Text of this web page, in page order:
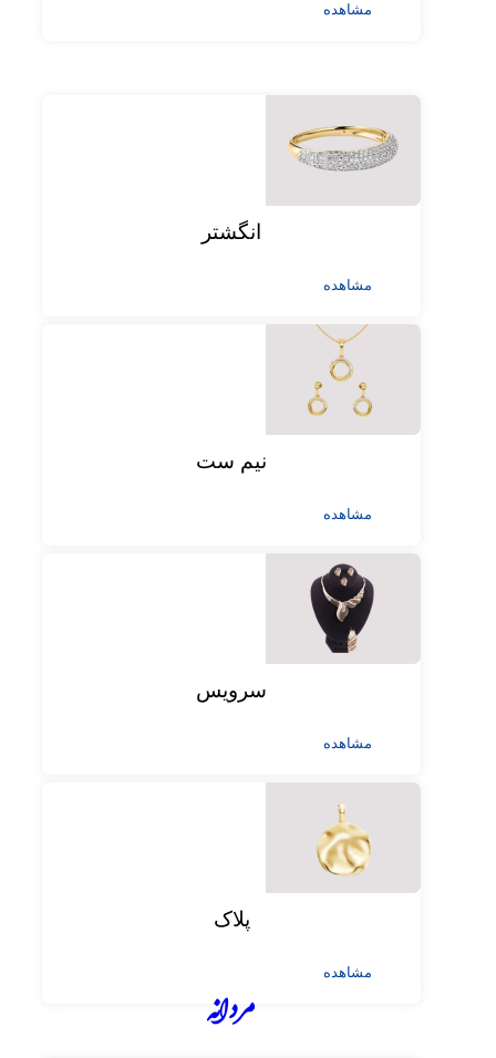
مشاهده
انگشتر
مشاهده
نیم ست
مشاهده
سرویس
مشاهده
پلاک
مشاهده
مردانه